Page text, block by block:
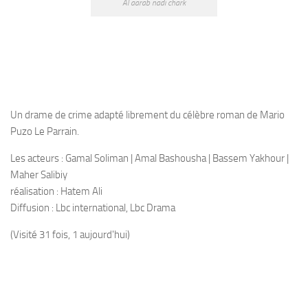
Al aarab nadi chark
Un drame de crime adapté librement du célèbre roman de Mario
Puzo Le Parrain.
Les acteurs : Gamal Soliman | Amal Bashousha | Bassem Yakhour |
Maher Salibiy
réalisation : Hatem Ali
Diffusion : Lbc international, Lbc Drama
(Visité 31 fois, 1 aujourd'hui)